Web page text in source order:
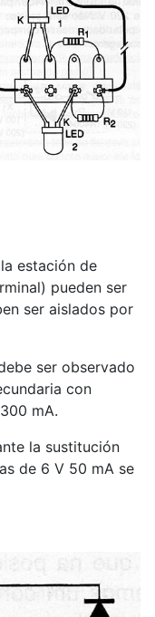
estación de
pueden ser
ser aislados por
ser observado
con
mA.
la sustitución
de 6 V 50 mA se